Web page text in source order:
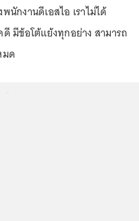
นักงานดีเอสไอ เราไม่ได้
มีข้อโต้แย้งทุกอย่าง สามารถ
มด